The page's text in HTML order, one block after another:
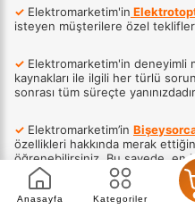
Anasayfa Kategoriler
✓ Elektromarketim'in
isteyen müşterilere özel
✓ Elektromarketim'in deneyimli
kaynakları ile ilgili her türlü
sonrası tüm süreçte
✓ Elektromarketim’in
özellikleri hakkında merak
öğrenebilirsiniz. Bu sayede, en
ulaşabilirsiniz.